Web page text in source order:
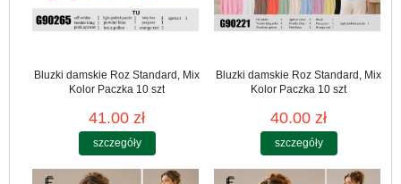
Bluzki damskie Roz Standard, Mix
Kolor Paczka 10 szt
41.00 zł
szczegóły
Bluzki damskie Roz Standard, Mix
Kolor Paczka 10 szt
40.00 zł
szczegóły